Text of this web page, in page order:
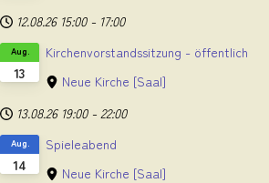
12.08.26 15:00 - 17:00
13
Aug.
Kirchenvorstandssitzung - öffentlich
Neue Kirche [Saal]
13.08.26 19:00 - 22:00
14
Aug.
Spieleabend
Neue Kirche [Saal]